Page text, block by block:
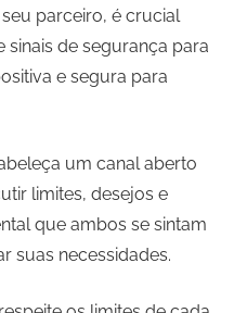
parceiro, é crucial
sinais de segurança para
e segura para
um canal aberto
limites, desejos e
que ambos se sintam
suas necessidades.